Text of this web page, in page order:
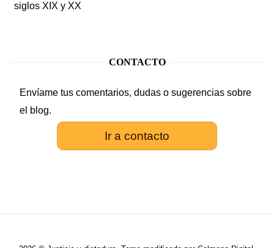
siglos XIX y XX
CONTACTO
Envíame tus comentarios, dudas o sugerencias sobre
el blog.
Ir a contacto